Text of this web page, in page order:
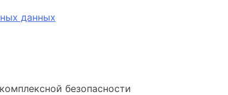
данных
безопасности